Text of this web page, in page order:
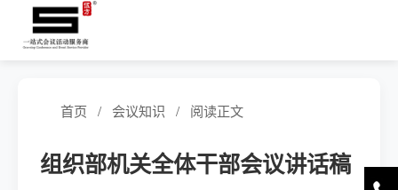
首页 / 会议知识 / 阅读正文
组织部机关全体干部会议讲话稿